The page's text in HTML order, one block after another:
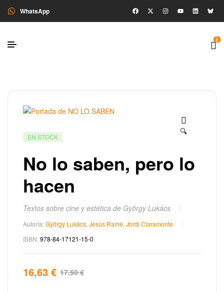
WhatsApp
0
🔍
EN STOCK
No lo saben, pero lo
hacen
Textos sobre cine y estética de György Lukács
Autoría:György Lukács Jesús Ramé Jordi Claramonte
ISBN:978-84-17121-15-0
17,50€
16,63 €